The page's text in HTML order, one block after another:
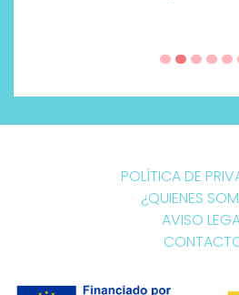
POLÍTICA DE
¿QUIENES
AVISO